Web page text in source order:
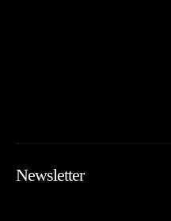
Newsletter